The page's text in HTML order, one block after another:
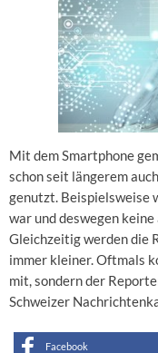
Mit dem Smartphone
schon seit längerem
genutzt. Beispielsweise
war und deswegen
Gleichzeitig werden die
immer kleiner. Oftmals
mit, sondern der
Schweizer
Facebook